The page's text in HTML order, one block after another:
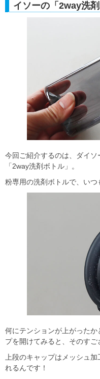
イソーの「2way洗剤
今回ご紹介するのは、ダイ
「2way洗剤ボトル」。
粉専用の洗剤ボトルで、いつ
何にテンションが上がった
プを開けてみると、そのすご
上段のキャップはメッシュ
れるんです！